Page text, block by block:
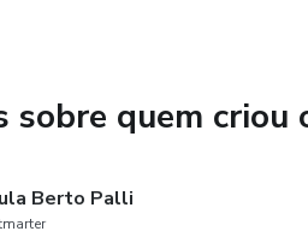
Este material FOCA NAS
sobre quem criou
Berto Palli